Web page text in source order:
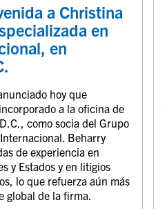
a Christina
en
en
hoy que
a la oficina de
como socia del Grupo
Beharry
de experiencia en
y Estados y en litigios
lo que refuerza aún más
global de la firma.